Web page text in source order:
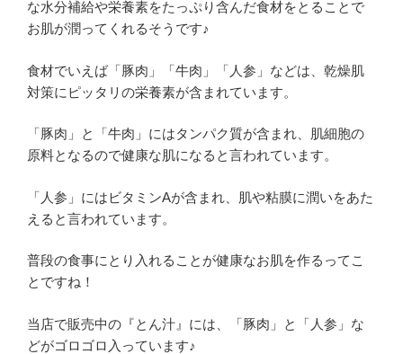
な水分補給や栄養素をたっぷり含んだ食材をとることで
お肌が潤ってくれるそうです♪
食材でいえば「豚肉」「牛肉」「人参」などは、乾燥肌
対策にピッタリの栄養素が含まれています。
「豚肉」と「牛肉」にはタンパク質が含まれ、肌細胞の
原料となるので健康な肌になると言われています。
「人参」にはビタミンAが含まれ、肌や粘膜に潤いをあた
えると言われています。
普段の食事にとり入れることが健康なお肌を作るってこ
とですね！
当店で販売中の『とん汁』には、「豚肉」と「人参」な
どがゴロゴロ入っています♪